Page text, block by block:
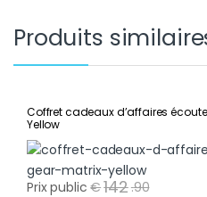
Produits
Coffret cadeaux d’affaires
Yellow
Prix public €142.90